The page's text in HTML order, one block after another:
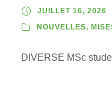
JUILLET 16, 2026
NOUVELLES,
DIVERSE MSc